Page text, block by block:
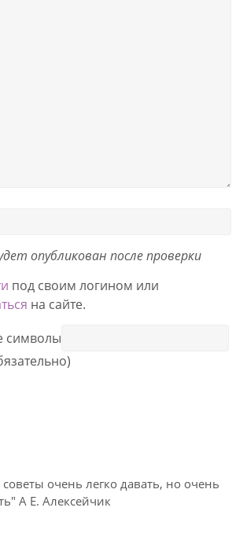
опубликован после проверки
под своим логином или
на сайте.
символы
очень легко давать, но очень
А Е. Алексейчик